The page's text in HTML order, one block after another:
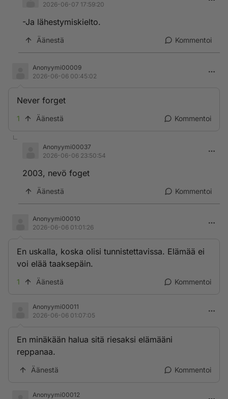
2026-06-07 17:59:20
-Ja lähestymiskielto.
Äänestä Kommentoi
Anonyymi00009
2026-06-06 00:45:02
Never forget
1 Äänestä Kommentoi
Anonyymi00037
2026-06-06 23:50:54
2003, nevö foget
Äänestä Kommentoi
Anonyymi00010
2026-06-06 01:01:26
En uskalla, koska olisi tunnistettavissa. Elämää ei
voi elää taaksepäin.
1 Äänestä Kommentoi
Anonyymi00011
2026-06-06 01:07:05
En minäkään halua sitä riesaksi elämääni
reppanaa.
Äänestä Kommentoi
Anonyymi00012